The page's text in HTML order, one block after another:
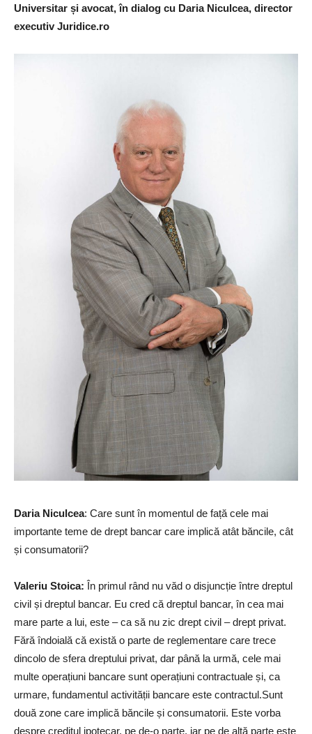
Universitar și avocat, în dialog cu Daria Niculcea, director
executiv Juridice.ro
Daria Niculcea: Care sunt în momentul de față cele mai
importante teme de drept bancar care implică atât băncile, cât
și consumatorii?
Valeriu Stoica: În primul rând nu văd o disjuncție între dreptul
civil și dreptul bancar. Eu cred că dreptul bancar, în cea mai
mare parte a lui, este – ca să nu zic drept civil – drept privat.
Fără îndoială că există o parte de reglementare care trece
dincolo de sfera dreptului privat, dar până la urmă, cele mai
multe operațiuni bancare sunt operațiuni contractuale și, ca
urmare, fundamentul activității bancare este contractul.Sunt
două zone care implică băncile și consumatorii. Este vorba
despre creditul ipotecar, pe de-o parte, iar pe de altă parte este